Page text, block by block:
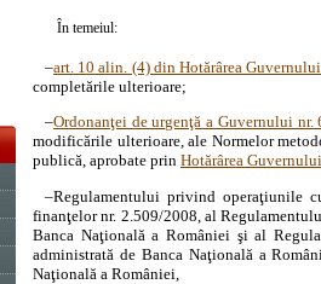
În temeiul:
–art. 10 alin. (4) din Hotărârea
completările ulterioare;
–Ordonanţei de urgenţă a Guvernului nr.
modificările ulterioare, ale Normelor
publică, aprobate prin Hotărârea
–Regulamentului privind operaţiunile
finanţelor nr. 2.509/2008, al
Banca Naţională a României şi al
administrată de Banca Naţională a
Naţională a României,